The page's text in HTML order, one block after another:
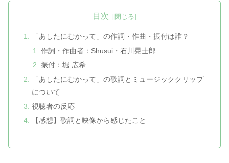
目次
「あしたにむかって」の作詞・作曲・振付は誰？
作詞・作曲者：Shusui・石川晃士郎
振付：堀 広希
「あしたにむかって」の歌詞とミュージッククリップ
について
視聴者の反応
【感想】歌詞と映像から感じたこと